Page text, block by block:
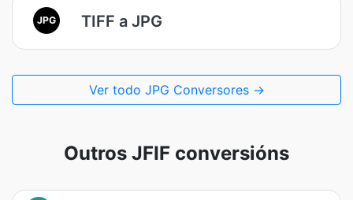
JPG TIFF a JPG
Ver todo JPG Conversores →
Outros JFIF conversións